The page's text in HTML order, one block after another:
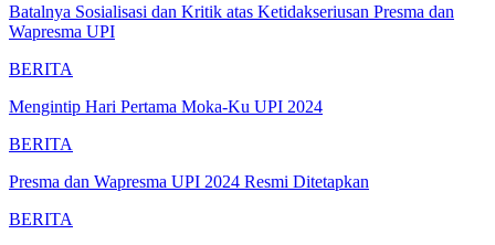
Batalnya Sosialisasi dan Kritik atas Ketidakseriusan Presma dan
Wapresma UPI
BERITA
Mengintip Hari Pertama Moka-Ku UPI 2024
BERITA
Presma dan Wapresma UPI 2024 Resmi Ditetapkan
BERITA